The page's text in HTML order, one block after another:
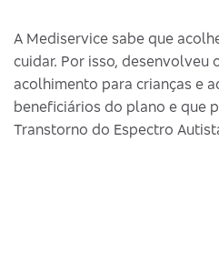
A Mediservice sabe que
cuidar. Por isso, desenvolveu
acolhimento para crianças e
beneficiários do plano e que
Transtorno do Espectro